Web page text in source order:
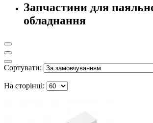
Запчастини для
обладнання
Сортувати:
На сторінці: